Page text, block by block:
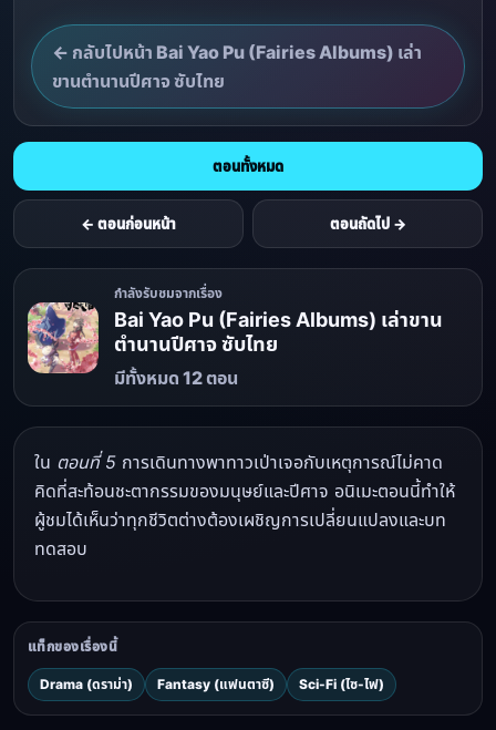
← กลับไปหน้า Bai Yao Pu (Fairies Albums) เล่า
ขานตำนานปีศาจ ซับไทย
← ตอนก่อนหน้า
ตอนทั้งหมด
ตอนถัดไป →
กำลังรับชมจากเรื่อง
Bai Yao Pu (Fairies Albums) เล่าขาน
ตำนานปีศาจ ซับไทย
มีทั้งหมด 12 ตอน
ใน ตอนที่ 5 การเดินทางพาทาวเป่าเจอกับเหตุการณ์ไม่คาด
คิดที่สะท้อนชะตากรรมของมนุษย์และปีศาจ อนิเมะตอนนี้ทำให้
ผู้ชมได้เห็นว่าทุกชีวิตต่างต้องเผชิญการเปลี่ยนแปลงและบท
ทดสอบ
แท็กของเรื่องนี้
Drama (ดราม่า) Fantasy (แฟนตาซี) Sci-Fi (ไซ-ไฟ)